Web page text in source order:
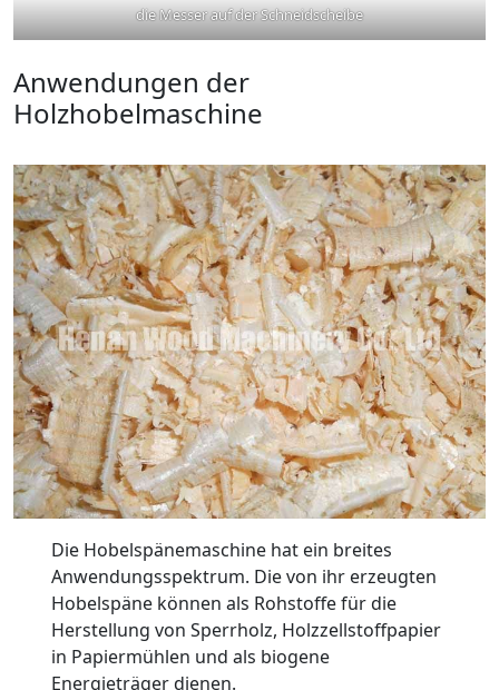
die Messer auf der Schneidscheibe
Anwendungen der
Holzhobelmaschine
Die Hobelspänemaschine hat ein breites
Anwendungsspektrum. Die von ihr erzeugten
Hobelspäne können als Rohstoffe für die
Herstellung von Sperrholz, Holzzellstoffpapier
in Papiermühlen und als biogene
Energieträger dienen.